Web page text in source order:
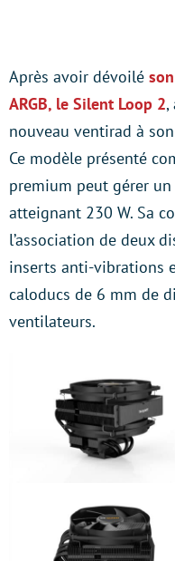
Après avoir dévoilé
ARGB, le Silent Loop 2,
nouveau ventirad à
Ce modèle présenté
premium peut gérer un
atteignant 230 W. Sa
l’association de deux
inserts anti-vibrations
caloducs de 6 mm de
ventilateurs.